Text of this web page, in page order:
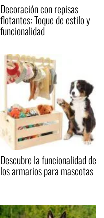
Decoración con repisas
flotantes: Toque de estilo y
funcionalidad
Descubre la funcionalidad de
los armarios para mascotas